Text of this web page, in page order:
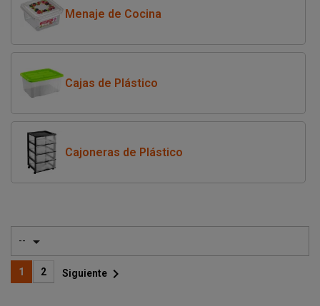
Menaje de Cocina
Cajas de Plástico
Cajoneras de Plástico
-- 
1 2 Siguiente 